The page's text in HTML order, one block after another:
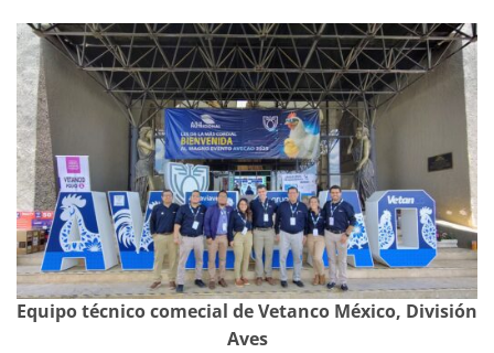
Equipo técnico comecial de Vetanco México, División
Aves